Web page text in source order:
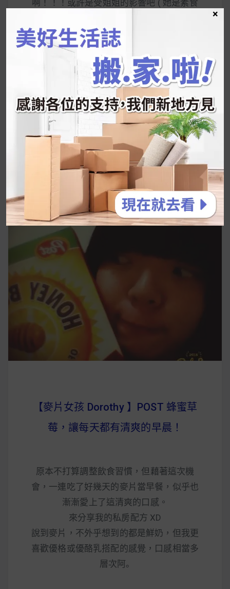
啊！！！或許是受姐姐的影響吧 ( 她是素食
哈哈。快看開她的外包裝，是聘苦聘苦的少
女味呢。
READ MORE
【麥片女孩 Dorothy 】POST 蜂蜜草
莓，讓每天都有清爽的早晨！
原本不打算調整飲食習慣，但藉著這次機
會，一連吃了好幾天的麥片當早餐，似乎也
漸漸愛上了這清爽的口感。
來分享我的私房配方 XD
說到麥片，不外乎想到的都是鮮奶，但我更
喜歡優格或優酪乳搭配的感覺，口感相當多
層次阿｡
×